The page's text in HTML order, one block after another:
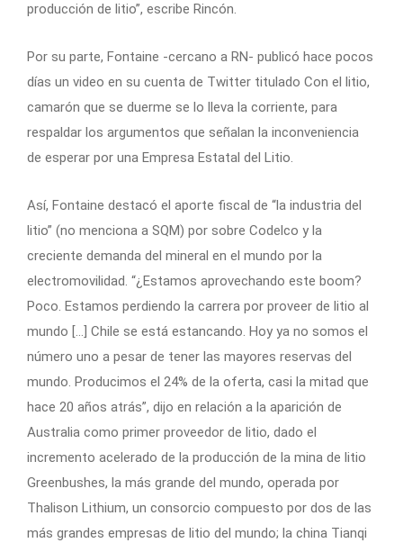
producción de litio”, escribe Rincón.
Por su parte, Fontaine -cercano a RN- publicó hace pocos
días un video en su cuenta de Twitter titulado Con el litio,
camarón que se duerme se lo lleva la corriente, para
respaldar los argumentos que señalan la inconveniencia
de esperar por una Empresa Estatal del Litio.
Así, Fontaine destacó el aporte fiscal de “la industria del
litio” (no menciona a SQM) por sobre Codelco y la
creciente demanda del mineral en el mundo por la
electromovilidad. “¿Estamos aprovechando este boom?
Poco. Estamos perdiendo la carrera por proveer de litio al
mundo […] Chile se está estancando. Hoy ya no somos el
número uno a pesar de tener las mayores reservas del
mundo. Producimos el 24% de la oferta, casi la mitad que
hace 20 años atrás”, dijo en relación a la aparición de
Australia como primer proveedor de litio, dado el
incremento acelerado de la producción de la mina de litio
Greenbushes, la más grande del mundo, operada por
Thalison Lithium, un consorcio compuesto por dos de las
más grandes empresas de litio del mundo; la china Tianqi